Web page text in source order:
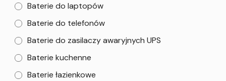
Baterie do laptopów
Baterie do telefonów
Baterie do zasilaczy awaryjnych UPS
Baterie kuchenne
Baterie łazienkowe